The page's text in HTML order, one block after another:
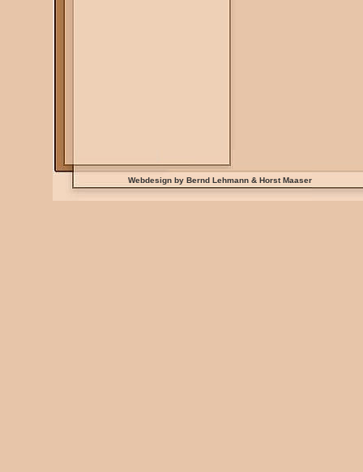
Webdesign by Bernd Lehmann & Horst Maaser